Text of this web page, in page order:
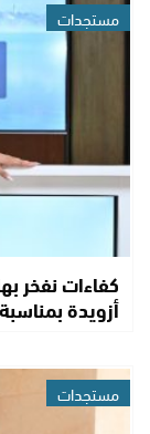
مستجدات
كفاءات نفخر
أزويدة
مستجدات